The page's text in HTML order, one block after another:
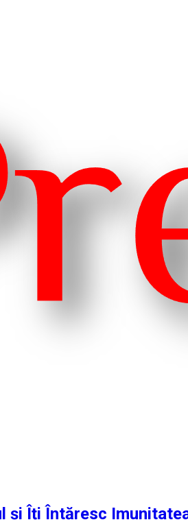
și Îți Întăresc